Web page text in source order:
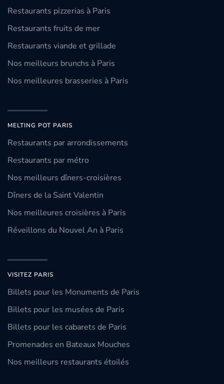
Restaurants pizzerias à Paris
Restaurants fruits de mer
Restaurants viande et grillade
Nos meilleurs brunchs à Paris
Nos meilleures brasseries à Paris
MELTING POT PARIS
Restaurants par arrondissements
Restaurants par métro
Nos meilleurs dîners-croisières
Dîners de la Saint Valentin
Nos meilleures croisières à Paris
Réveillons du Nouvel An à Paris
VISITEZ PARIS
Billets pour les Monuments de Paris
Billets pour les musées de Paris
Billets pour les cabarets de Paris
Promenades en Bateaux Mouches
Nos meilleurs restaurants étoilés